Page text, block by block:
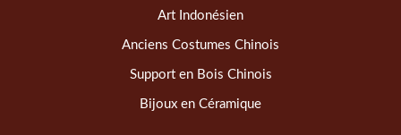
Art Indonésien
Anciens Costumes Chinois
Support en Bois Chinois
Bijoux en Céramique